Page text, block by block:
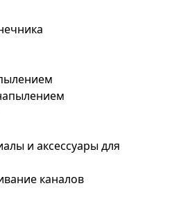
и аксессуары для
каналов